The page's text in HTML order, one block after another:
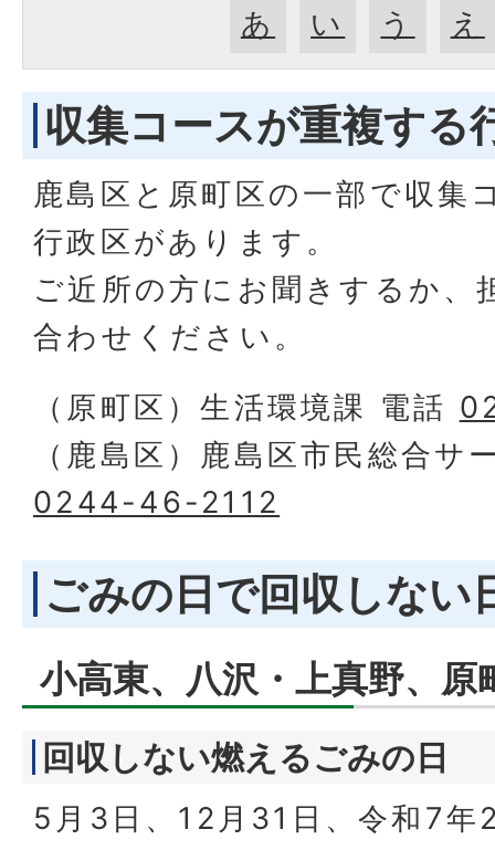
あ い う え
収集コースが重複する
鹿島区と原町区の一部で収集
行政区があります。
ご近所の方にお聞きするか、
合わせください。
（原町区）生活環境課 電話
（鹿島区）鹿島区市民総合サ
0244-46-2112
ごみの日で回収しない
小高東、八沢・上真野、原
回収しない燃えるごみの日
5月3日、12月31日、令和7年